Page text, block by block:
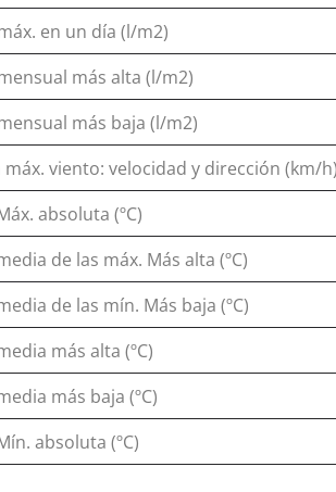
en un día (l/m2)
más alta (l/m2)
más baja (l/m2)
máx. viento: velocidad y dirección (km/h)
absoluta (ºC)
de las máx. Más alta (ºC)
de las mín. Más baja (ºC)
más alta (ºC)
más baja (ºC)
absoluta (ºC)